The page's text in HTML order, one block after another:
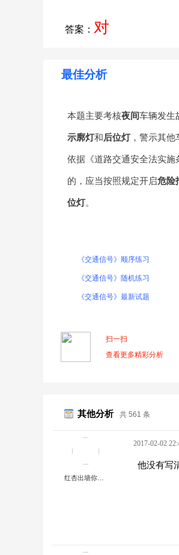
答案： 对
最佳分析
本题主要考核夜间车辆发生
示廓灯和后位灯，警示其他
依据《道路交通安全法实
的，应当按照规定开启危险
位灯。
《交通信号》顺序练习
《交通信号》随机练习
《交通信号》最新试题
扫一扫
查看更多精彩分析
其他分析 共 561 条
2017-02-02
他没有写